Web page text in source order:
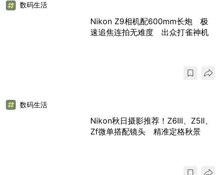
数码生活
Nikon Z9相机配600mm长炮 极
速追焦连拍无难度 出众打雀神机
数码生活
Nikon秋日摄影推荐！Z6III、Z5II、
Zf微单搭配镜头 精准定格秋景